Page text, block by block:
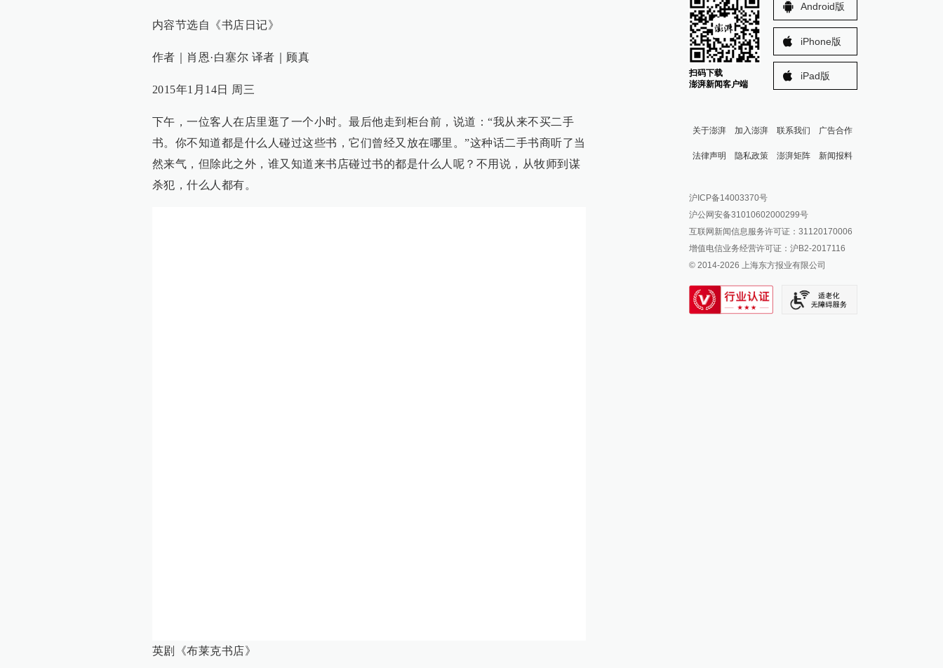
内容节选自《书店日记》
作者｜肖恩·白塞尔 译者｜顾真
2015年1月14日 周三
下午，一位客人在店里逛了一个小时。最后他走到柜台前，说道：“我从来不买二手
书。你不知道都是什么人碰过这些书，它们曾经又放在哪里。”这种话二手书商听了当
然来气，但除此之外，谁又知道来书店碰过书的都是什么人呢？不用说，从牧师到谋
杀犯，什么人都有。
英剧《布莱克书店》
扫码下载
澎湃新闻客户端
Android版
iPhone版
iPad版
关于澎湃 加入澎湃 联系我们 广告合作
法律声明 隐私政策 澎湃矩阵
澎湃新闻公众号
澎湃新闻抖音号
派生万物开放平台
IP SHANGHAI
SIXTH TONE
新闻报料
报料邮箱: news@thepaper.cn
沪ICP备14003370号
沪公网安备31010602000299号
互联网新闻信息服务许可证：31120170006
增值电信业务经营许可证：沪B2-2017116
© 2014-2026 上海东方报业有限公司